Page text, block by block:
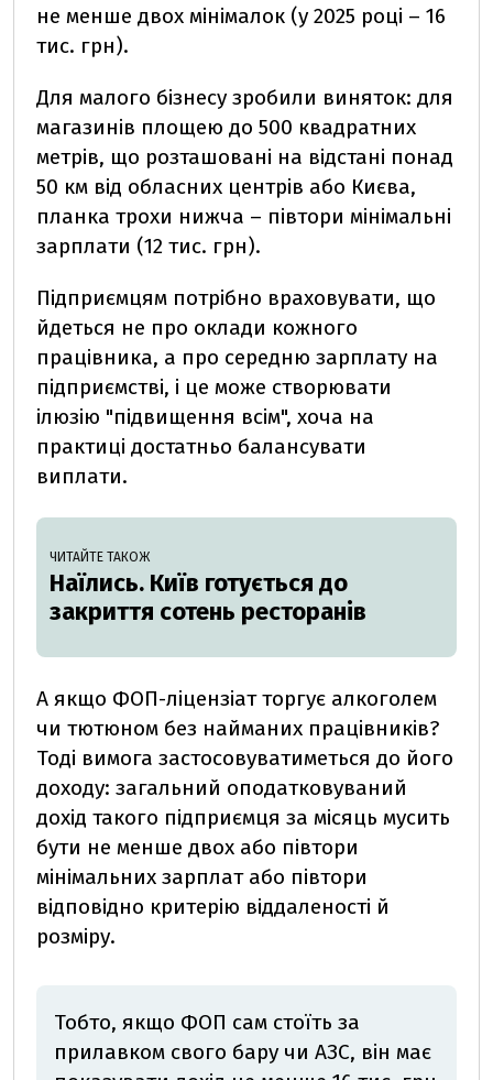
не менше двох мінімалок (у 2025 році – 16
тис. грн).
Для малого бізнесу зробили виняток: для
магазинів площею до 500 квадратних
метрів, що розташовані на відстані понад
50 км від обласних центрів або Києва,
планка трохи нижча – півтори мінімальні
зарплати (12 тис. грн).
Підприємцям потрібно враховувати, що
йдеться не про оклади кожного
працівника, а про середню зарплату на
підприємстві, і це може створювати
ілюзію "підвищення всім", хоча на
практиці достатньо балансувати
виплати.
ЧИТАЙТЕ ТАКОЖ
Наїлись. Київ готується до
закриття сотень ресторанів
А якщо ФОП-ліцензіат торгує алкоголем
чи тютюном без найманих працівників?
Тоді вимога застосовуватиметься до його
доходу: загальний оподатковуваний
дохід такого підприємця за місяць мусить
бути не менше двох або півтори
мінімальних зарплат або півтори
відповідно критерію віддаленості й
розміру.
Тобто, якщо ФОП сам стоїть за
прилавком свого бару чи АЗС, він має